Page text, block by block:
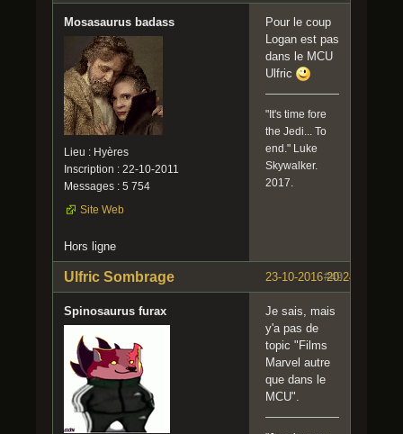
Mosasaurus badass
Lieu : Hyères
Inscription : 22-10-2011
Messages : 5 754
Site Web
Pour le coup
Logan est pas
dans le MCU
Ulfric
"It's time fore
the Jedi... To
end." Luke
Skywalker.
2017.
Hors ligne
#49
23-10-2016 20:24:47
Ulfric Sombrage
Spinosaurus furax
Je sais, mais
y'a pas de
topic "Films
Marvel autre
que dans le
MCU".